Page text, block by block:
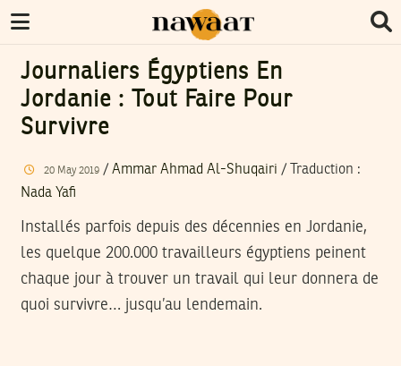
Journaliers Égyptiens En
Jordanie : Tout Faire Pour
Survivre
20 May 2019/ Ammar Ahmad Al-Shuqairi / Traduction :
Nada Yafi
Installés parfois depuis des décennies en Jordanie,
les quelque 200.000 travailleurs égyptiens peinent
chaque jour à trouver un travail qui leur donnera de
quoi survivre… jusqu’au lendemain.